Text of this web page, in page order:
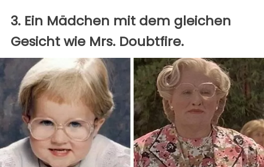
3. Ein Mädchen mit dem gleichen
Gesicht wie Mrs. Doubtfire.